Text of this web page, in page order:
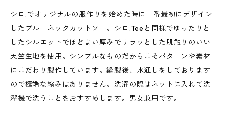
シロ.でオリジナルの服作りを始めた時に一番最初にデザイン
したブルーネックカットソー。シロ.Teeと同様でゆったりと
したシルエットでほどよい厚みでサラッとした肌触りのいい
天竺生地を使用。シンプルなものだからこそパターンや素材
にこだわり製作しています。縫製後、水通しをしております
ので極端な縮みはありません。洗濯の際はネットに入れて洗
濯機で洗うことをおすすめします。男女兼用です。